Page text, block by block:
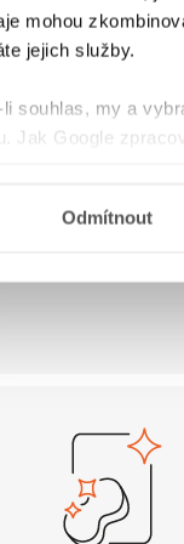
mohou
jejich služby.
li souhlas, my a
Jak Google
Odmítnout
snadno
konkrétnímu
uspořádání
možnostem.